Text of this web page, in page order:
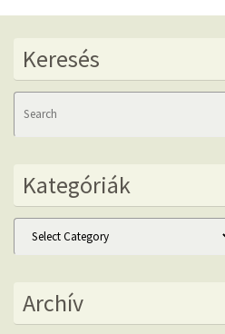
Keresés
Kategóriák
Kategóriák
Archív